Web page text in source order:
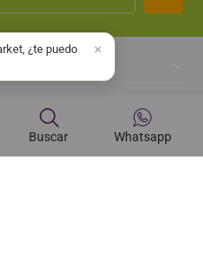
Buscar Whatsapp
¿te puedo